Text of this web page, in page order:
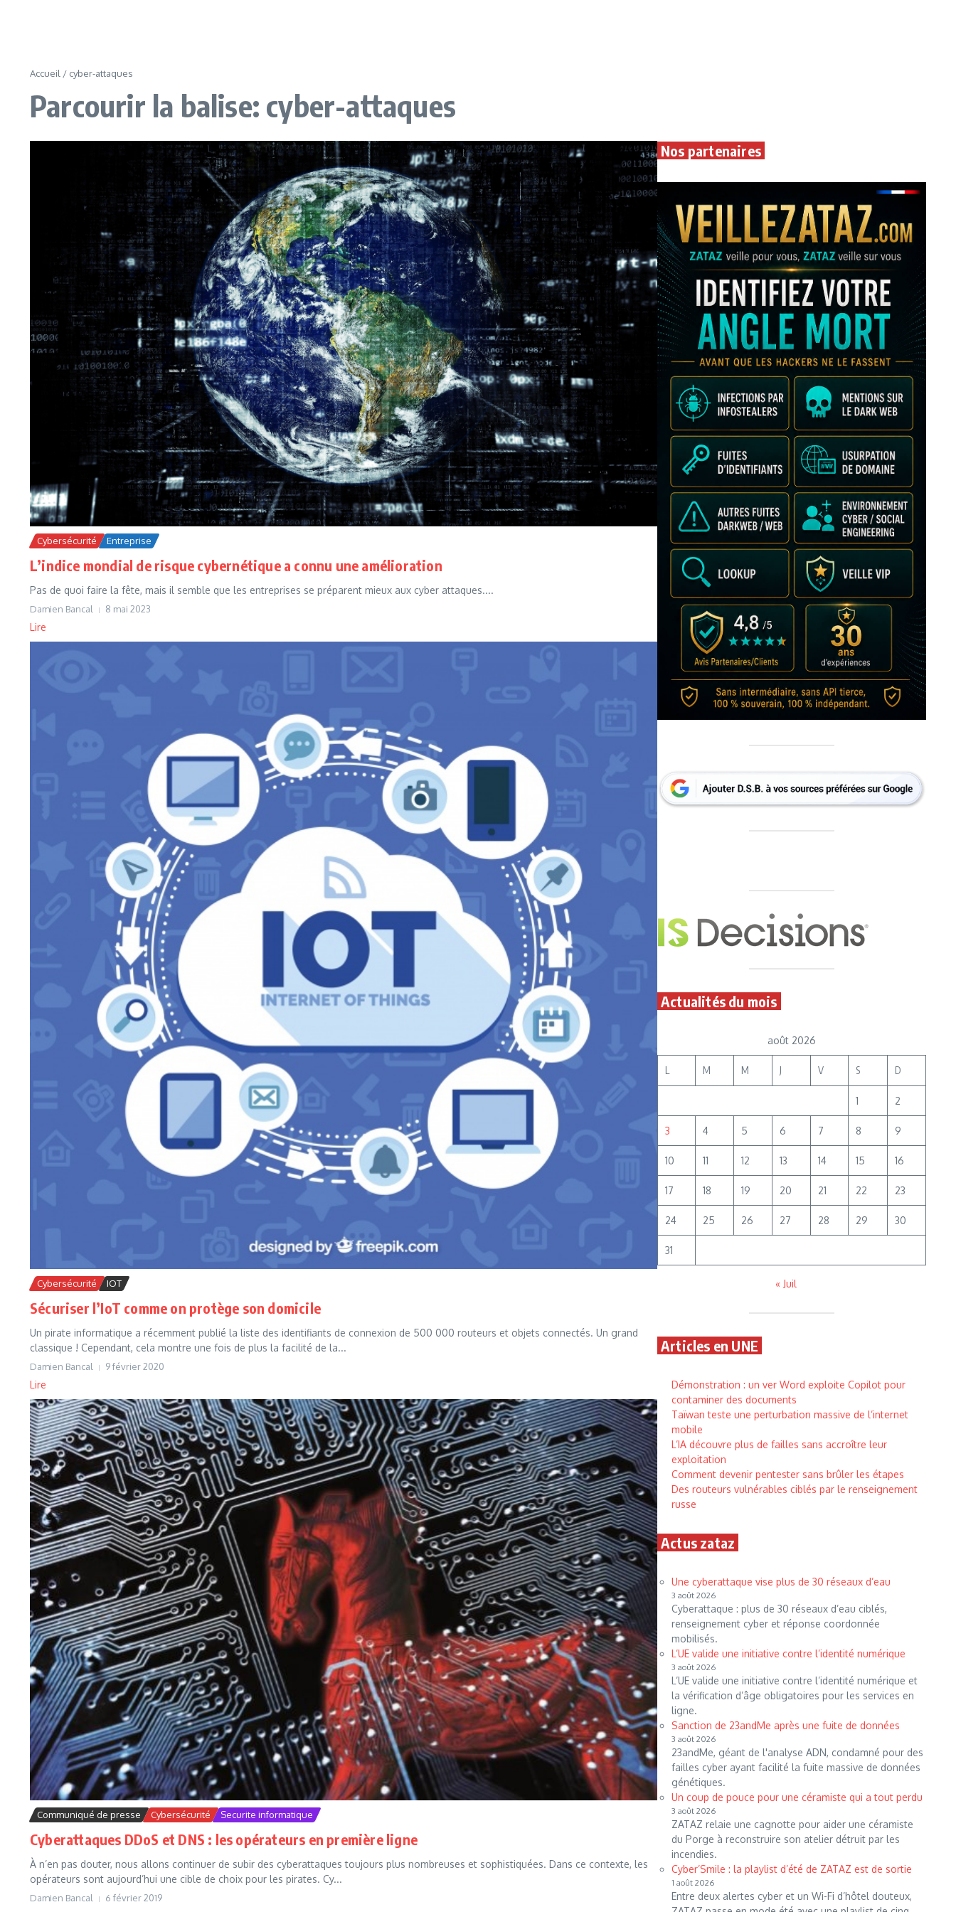
Accueil / cyber-attaques
Parcourir la balise: cyber-attaques
Cybersécurité Entreprise
L’indice mondial de risque cybernétique a connu une amélioration
Pas de quoi faire la fête, mais il semble que les entreprises se préparent mieux aux cyber attaques....
Damien Bancal 8 mai 2023
Lire
Cybersécurité IOT
Sécuriser l’IoT comme on protège son domicile
Un pirate informatique a récemment publié la liste des identifiants de connexion de 500 000 routeurs et objets connectés. Un grand
classique ! Cependant, cela montre une fois de plus la facilité de la...
Damien Bancal 9 février 2020
Lire
Communiqué de presse Cybersécurité Securite informatique
Cyberattaques DDoS et DNS : les opérateurs en première ligne
À n’en pas douter, nous allons continuer de subir des cyberattaques toujours plus nombreuses et sophistiquées. Dans ce contexte, les
opérateurs sont aujourd’hui une cible de choix pour les pirates. Cy...
Damien Bancal 6 février 2019
Nos partenaires
Actualités du mois
août 2026
L M M J V S D
1 2
3 4 5 6 7 8 9
10 11 12 13 14 15 16
17 18 19 20 21 22 23
24 25 26 27 28 29 30
31
« Juil
Articles en UNE
Démonstration : un ver Word exploite Copilot pour
contaminer des documents
Taïwan teste une perturbation massive de l’internet
mobile
L’IA découvre plus de failles sans accroître leur
exploitation
Comment devenir pentester sans brûler les étapes
Des routeurs vulnérables ciblés par le renseignement
russe
Actus zataz
Une cyberattaque vise plus de 30 réseaux d’eau
3 août 2026
Cyberattaque : plus de 30 réseaux d’eau ciblés,
renseignement cyber et réponse coordonnée
mobilisés.
L’UE valide une initiative contre l’identité numérique
3 août 2026
L’UE valide une initiative contre l’identité numérique et
la vérification d’âge obligatoires pour les services en
ligne.
Sanction de 23andMe après une fuite de données
3 août 2026
23andMe, géant de l'analyse ADN, condamné pour des
failles cyber ayant facilité la fuite massive de données
génétiques.
Un coup de pouce pour une céramiste qui a tout perdu
3 août 2026
ZATAZ relaie une cagnotte pour aider une céramiste
du Porge à reconstruire son atelier détruit par les
incendies.
Cyber’Smile : la playlist d’été de ZATAZ est de sortie
1 août 2026
Entre deux alertes cyber et un Wi-Fi d’hôtel douteux,